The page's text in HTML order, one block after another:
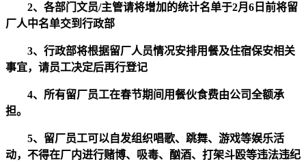
2、各部门文员/主管请将增加的统计名单于2月6日前将留
厂人中名单交到行政部
3、行政部将根据留厂人员情况安排用餐及住宿保安相关
事宜，请员工决定后再行登记
4、所有留厂员工在春节期间用餐伙食费由公司全额承
担。
5、留厂员工可以自发组织唱歌、跳舞、游戏等娱乐活
动，不得在厂内进行赌博、吸毒、酗酒、打架斗殴等违法违纪